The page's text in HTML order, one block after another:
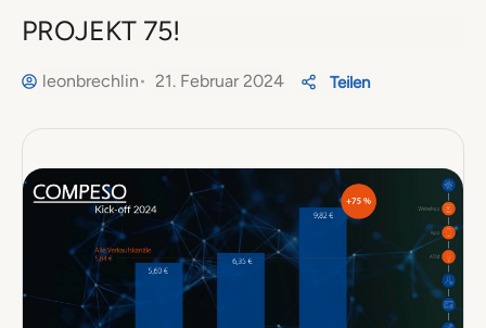
PROJEKT 75!
leonbrechlin 21. Februar 2024 Teilen